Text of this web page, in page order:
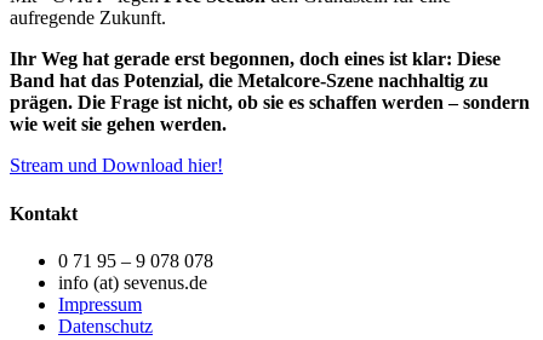
aufregende Zukunft.
Ihr Weg hat gerade erst begonnen, doch eines ist klar: Diese
Band hat das Potenzial, die Metalcore-Szene nachhaltig zu
prägen. Die Frage ist nicht, ob sie es schaffen werden – sondern
wie weit sie gehen werden.
Stream und Download hier!
Kontakt
0 71 95 – 9 078 078
info (at) sevenus.de
Impressum
Datenschutz